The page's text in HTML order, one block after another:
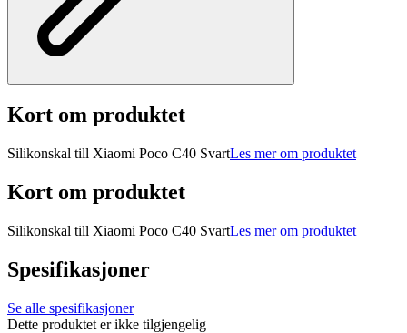
Kort om produktet
Silikonskal till Xiaomi Poco C40 SvartLes mer om produktet
Kort om produktet
Silikonskal till Xiaomi Poco C40 SvartLes mer om produktet
Spesifikasjoner
Se alle spesifikasjoner
Dette produktet er ikke tilgjengelig